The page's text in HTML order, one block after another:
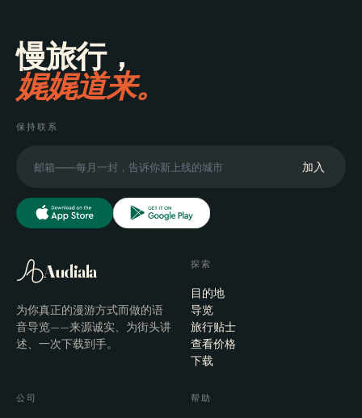
慢旅行，
娓娓道来。
保持联系
加入
Audiala
为你真正的漫游方式而做的语
音导览——来源诚实、为街头讲
述、一次下载到手。
探索
目的地
导览
旅行贴士
查看价格
下载
公司 帮助